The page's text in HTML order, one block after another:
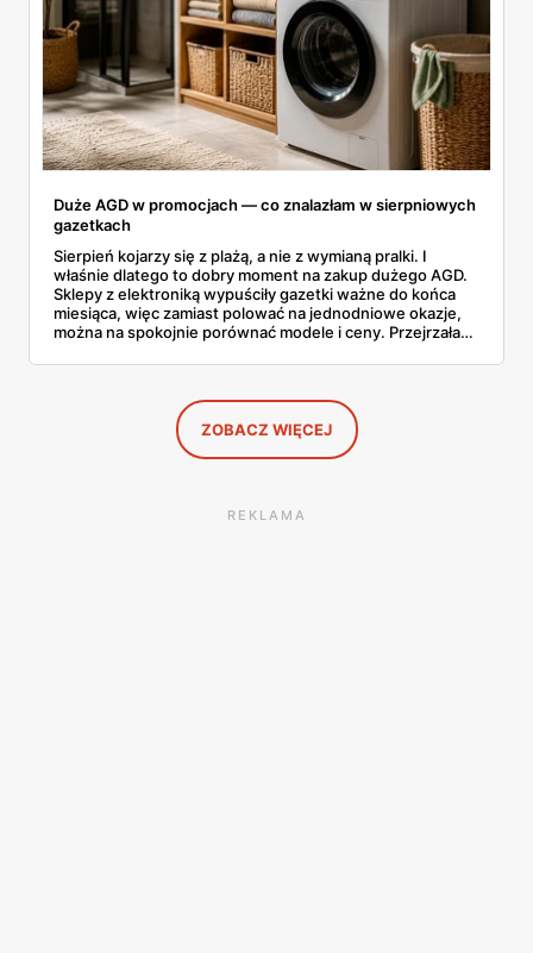
Duże AGD w promocjach — co znalazłam w sierpniowych
gazetkach
Sierpień kojarzy się z plażą, a nie z wymianą pralki. I
właśnie dlatego to dobry moment na zakup dużego AGD.
Sklepy z elektroniką wypuściły gazetki ważne do końca
miesiąca, więc zamiast polować na jednodniowe okazje,
można na spokojnie porównać modele i ceny. Przejrzałam
znalazłam, z cenami i terminami.
ZOBACZ WIĘCEJ
REKLAMA